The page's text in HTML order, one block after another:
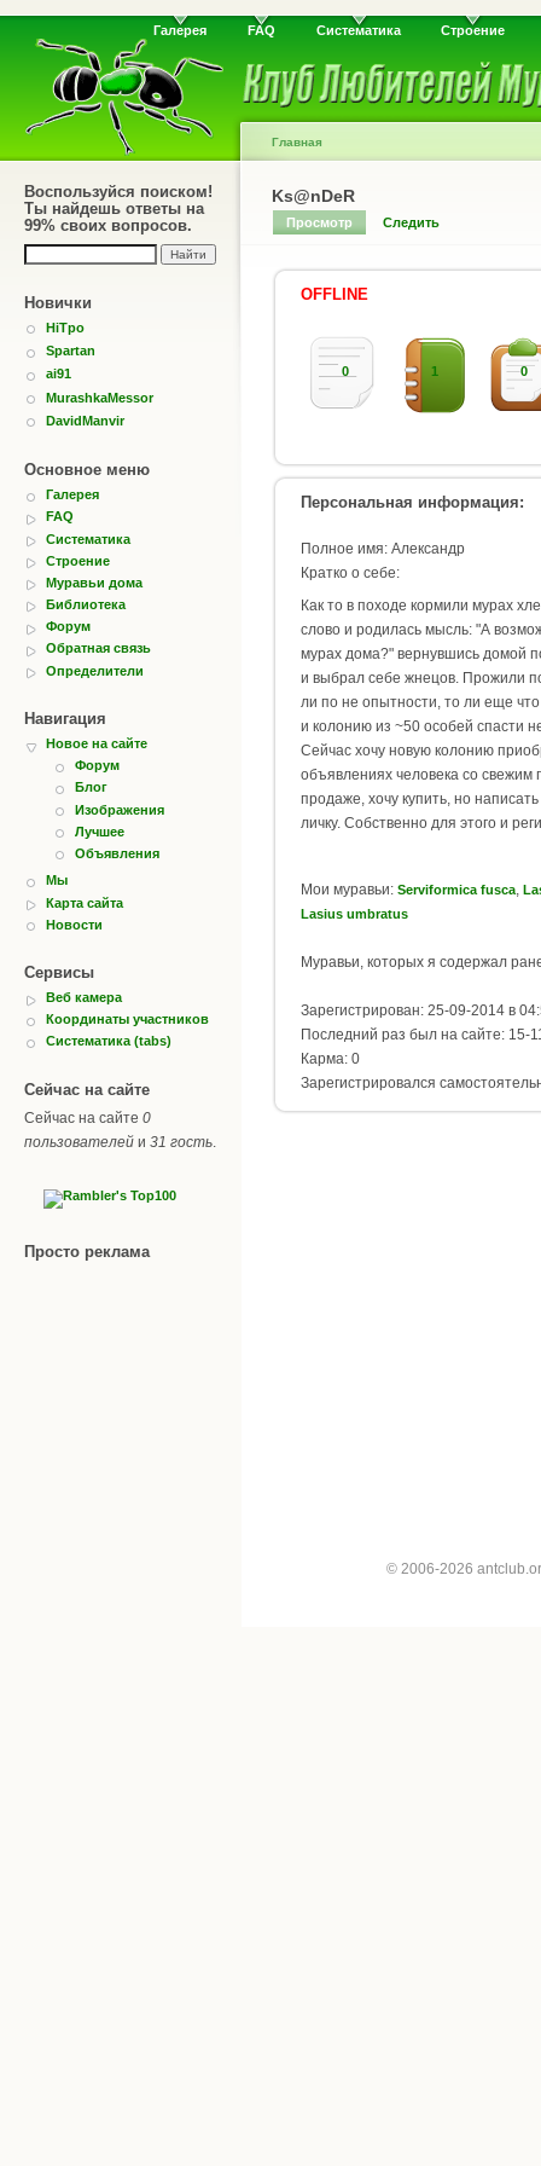
Галерея FAQ Систематика Строение
Воспользуйся поиском!
Ты найдешь ответы на
99% своих вопросов.
Новички
HiTpo
Spartan
ai91
MurashkaMessor
DavidManvir
Основное меню
Галерея
FAQ
Систематика
Строение
Муравьи дома
Библиотека
Форум
Обратная связь
Определители
Навигация
Новое на сайте
Форум
Блог
Изображения
Лучшее
Объявления
Мы
Карта сайта
Новости
Сервисы
Веб камера
Координаты участников
Систематика (tabs)
Сейчас на сайте
Сейчас на сайте 0
пользователей и 31 гость.
Просто реклама
Главная
Ks@nDeR
Просмотр Следить
OFFLINE
0 1 0
Персональная информация:
Полное имя: Александр
Кратко о себе:
Как то в походе кормили мурах
слово и родилась мысль: "А
мурах дома?" вернувшись домой
и выбрал себе жнецов. Прожили
ли по не опытности, то ли еще
и колонию из ~50 особей спасти
Сейчас хочу новую колонию
объявлениях человека со свежим
продаже, хочу купить, но
личку. Собственно для этого и
Мои муравьи: Serviformica fusca
Lasius umbratus
Муравьи, которых я содержал
Зарегистрирован: 25-09-2014 в
Последний раз был на сайте: 15-
Карма: 0
Зарегистрировался
© 2006-2026